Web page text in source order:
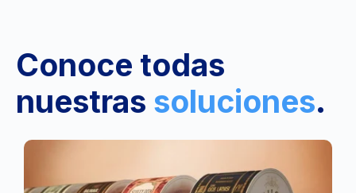
Conoce todas
nuestras soluciones.